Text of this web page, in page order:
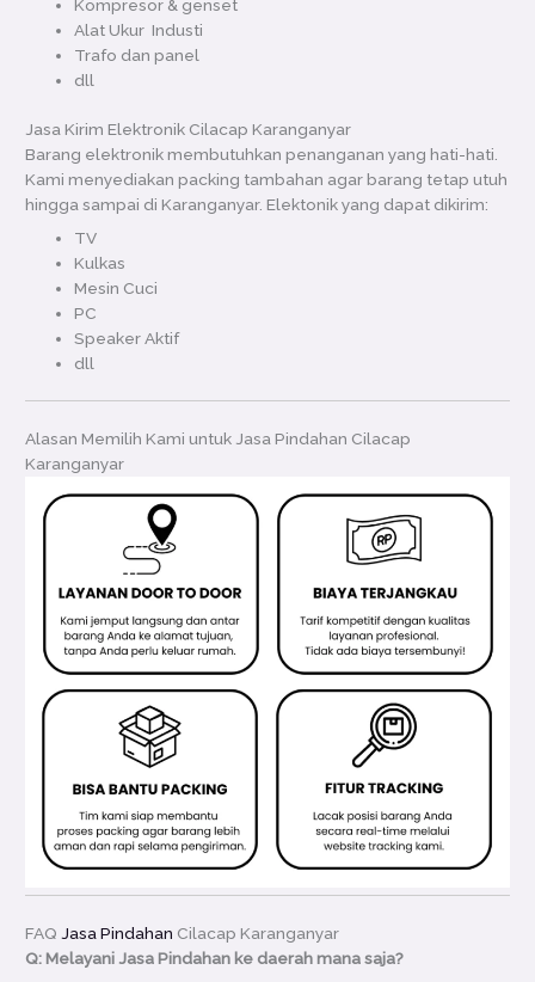
Kompresor & genset
Alat Ukur Industi
Trafo dan panel
dll
Jasa Kirim Elektronik Cilacap Karanganyar
Barang elektronik membutuhkan penanganan yang hati-hati.
Kami menyediakan packing tambahan agar barang tetap utuh
hingga sampai di Karanganyar. Elektonik yang dapat dikirim:
TV
Kulkas
Mesin Cuci
PC
Speaker Aktif
dll
Alasan Memilih Kami untuk Jasa Pindahan Cilacap
Karanganyar
FAQ Jasa Pindahan Cilacap Karanganyar
Q: Melayani Jasa Pindahan ke daerah mana saja?